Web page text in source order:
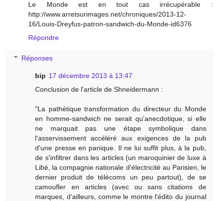
Le Monde est en tout cas irrécupérable :
http://www.arretsurimages.net/chroniques/2013-12-
16/Louis-Dreyfus-patron-sandwich-du-Monde-id6376
Répondre
Réponses
bip 17 décembre 2013 à 13:47
Conclusion de l'article de Shneidermann :
"La pathétique transformation du directeur du Monde
en homme-sandwich ne serait qu'anecdotique, si elle
ne marquait pas une étape symbolique dans
l'asservissement accéléré aux exigences de la pub
d'une presse en panique. Il ne lui suffit plus, à la pub,
de s'infiltrer dans les articles (un maroquinier de luxe à
Libé, la compagnie nationale d'électricité au Parisien, le
dernier produit de télécoms un peu partout), de se
camoufler en articles (avec ou sans citations de
marques, d'ailleurs, comme le montre l'édito du journal